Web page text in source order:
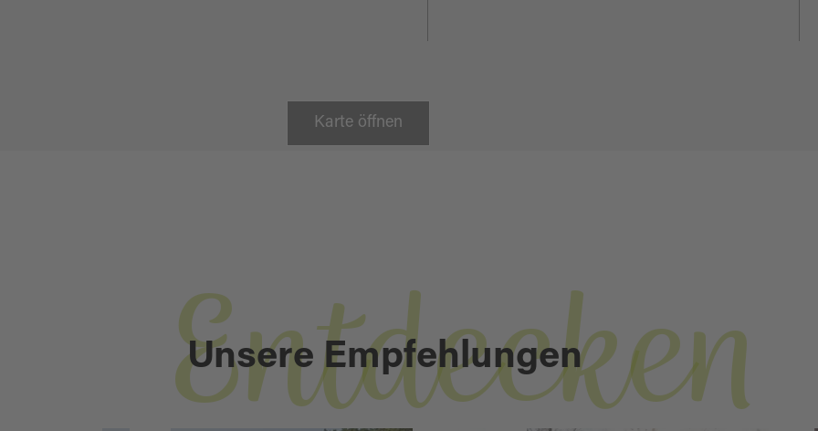
Karte öffnen
Unsere Empfehlungen
Entdecken